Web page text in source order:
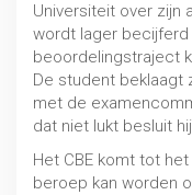
Universiteit over zijn
wordt lager
beoordelingstraject
De student beklaagt
met de
dat niet lukt besluit
Het CBE komt tot
beroep kan worden